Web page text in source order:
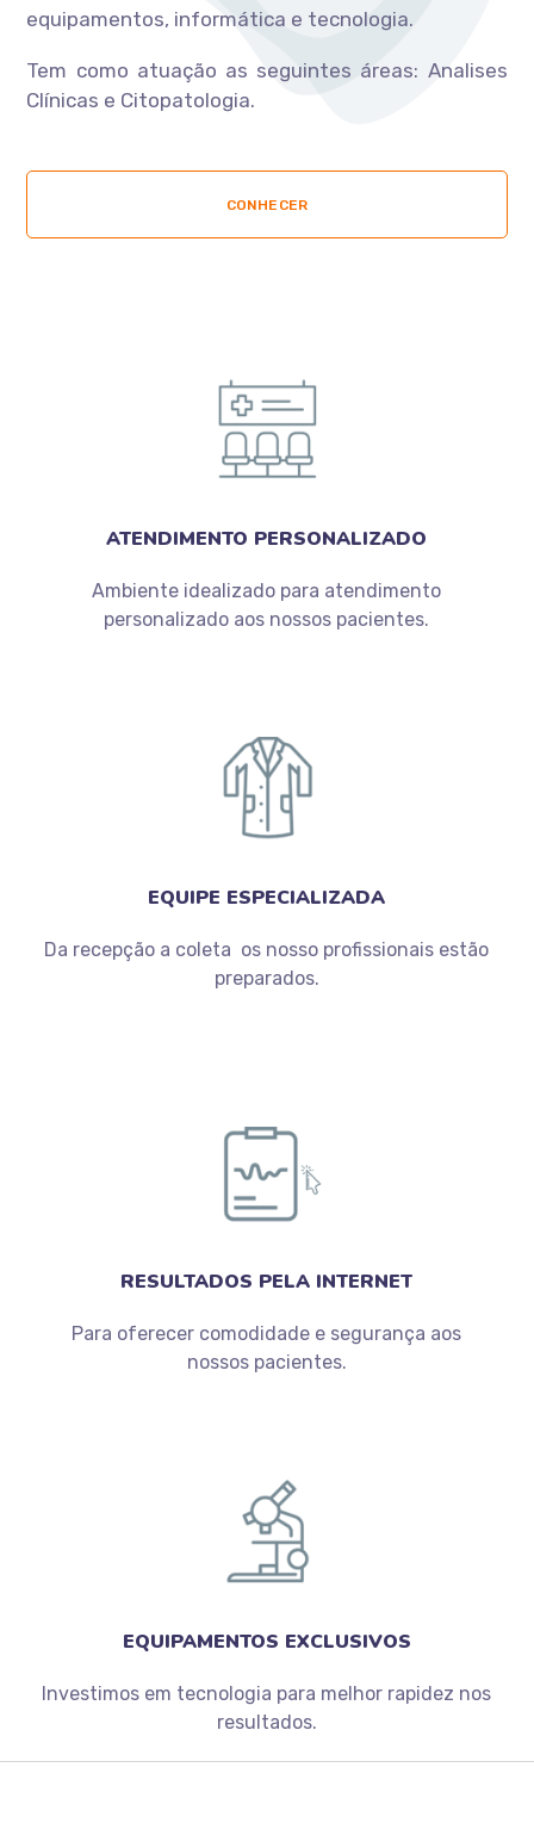
equipamentos, informática e tecnologia.
Tem como atuação as seguintes áreas: Analises
Clínicas e Citopatologia.
CONHECER
ATENDIMENTO PERSONALIZADO
Ambiente idealizado para atendimento
personalizado aos nossos pacientes.
EQUIPE ESPECIALIZADA
Da recepção a coleta os nosso profissionais estão
preparados.
RESULTADOS PELA INTERNET
Para oferecer comodidade e segurança aos
nossos pacientes.
EQUIPAMENTOS EXCLUSIVOS
Investimos em tecnologia para melhor rapidez nos
resultados.